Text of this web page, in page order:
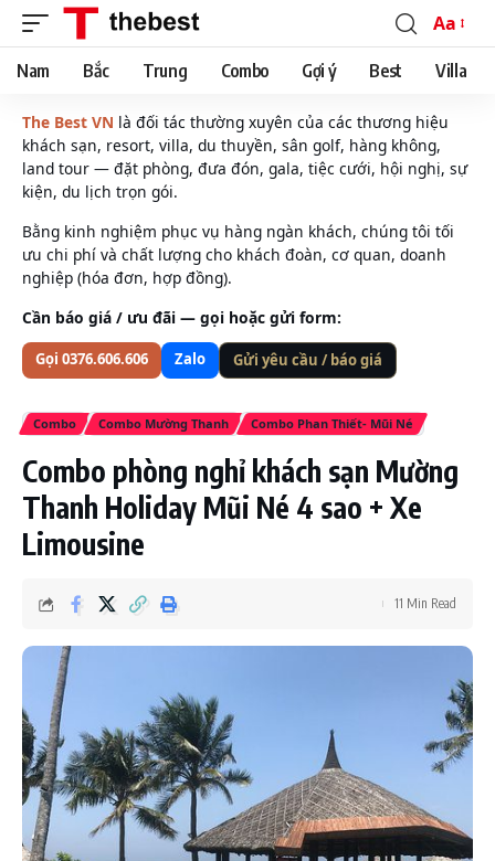
Font
Resizer
Aa
Nam Bắc Trung Combo Gợi ý Best Villa
The Best VN là đối tác thường xuyên của các thương hiệu
khách sạn, resort, villa, du thuyền, sân golf, hàng không,
land tour — đặt phòng, đưa đón, gala, tiệc cưới, hội nghị, sự
kiện, du lịch trọn gói.
Bằng kinh nghiệm phục vụ hàng ngàn khách, chúng tôi tối
ưu chi phí và chất lượng cho khách đoàn, cơ quan, doanh
nghiệp (hóa đơn, hợp đồng).
Cần báo giá / ưu đãi — gọi hoặc gửi form:
Gọi 0376.606.606 Zalo Gửi yêu cầu / báo giá
Combo Combo Mường Thanh Combo Phan Thiết- Mũi Né
Combo phòng nghỉ khách sạn Mường
Thanh Holiday Mũi Né 4 sao + Xe
Limousine
11 Min Read